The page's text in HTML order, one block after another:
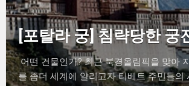
[포탈라 궁] 침략당한 궁
어떤 건물인가? 최근 북경올림픽을 맞아
를 좀더 세계에 알리고자 티베트 주민들의